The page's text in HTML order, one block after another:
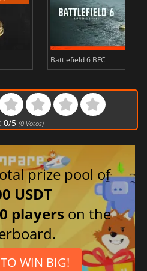
Battlefield 6 BFC
0/5 (0Votos)
prize pool of
USDT
players on the
WIN BIG!